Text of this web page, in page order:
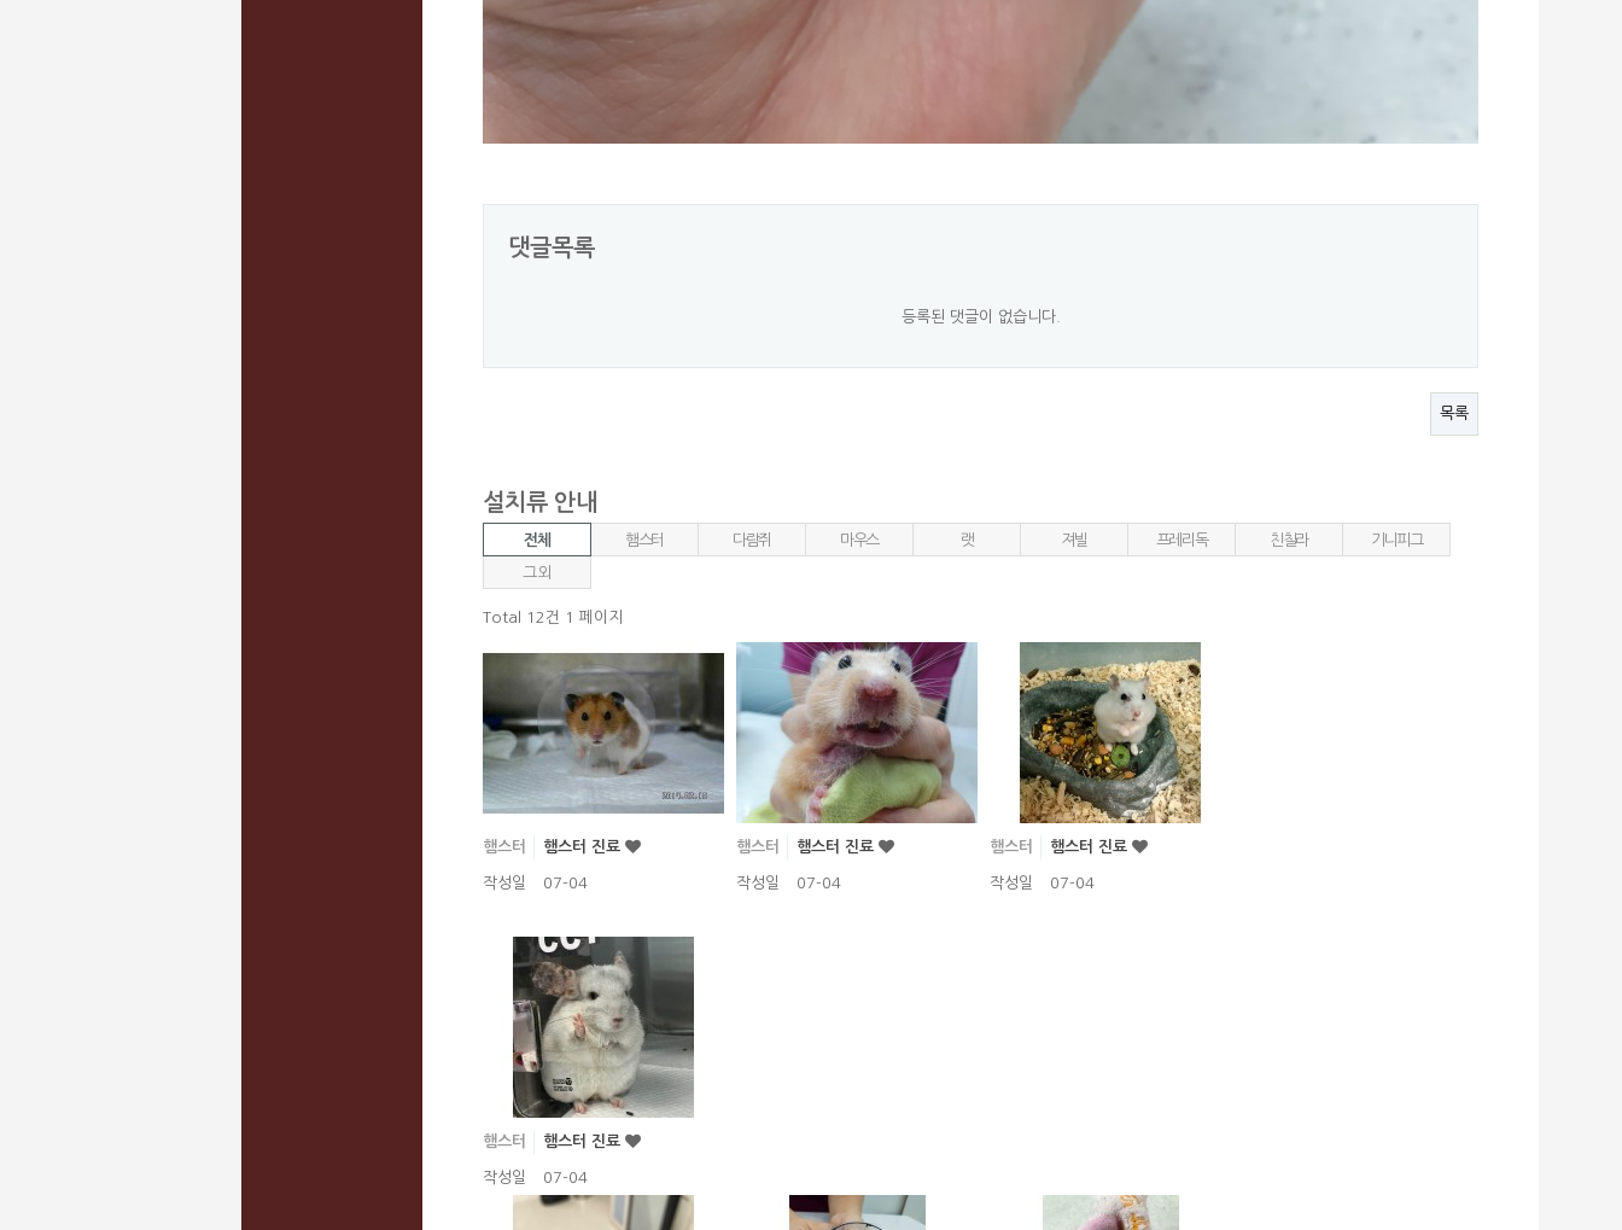
댓글목록
등록된 댓글이 없습니다.
목록
설치류 안내
전체 햄스터 다람쥐 마우스 랫 져빌 프레리독 친칠라 기니피그
그 외
Total 12건 1 페이지
햄스터 햄스터 진료
작성일 07-04
햄스터 햄스터 진료
작성일 07-04
햄스터 햄스터 진료
작성일 07-04
햄스터 햄스터 진료
작성일 07-04